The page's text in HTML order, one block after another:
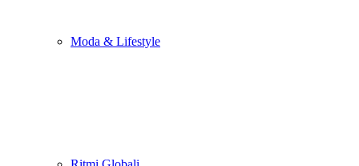
Moda & Lifestyle